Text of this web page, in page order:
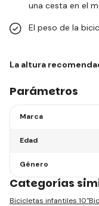
una cesta en el
El peso de la
La altura
Parámetros
Marca
Edad
Género
Categorías
Bicicletas infantiles 10"